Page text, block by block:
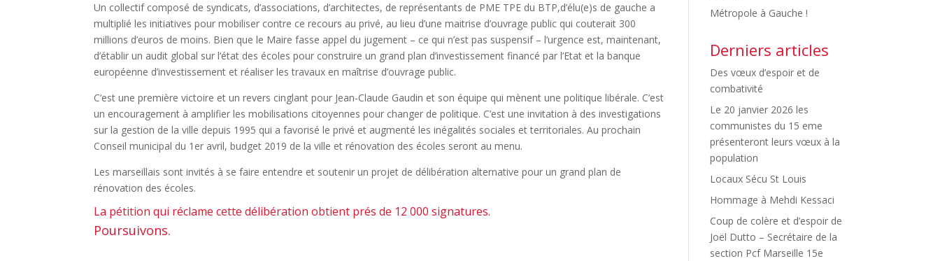
Un collectif composé de syndicats, d’associations, d’architectes, de représentants de PME TPE du BTP,d’élu(e)s de gauche a
multiplié les initiatives pour mobiliser contre ce recours au privé, au lieu d’une maitrise d’ouvrage public qui couterait 300
millions d’euros de moins. Bien que le Maire fasse appel du jugement – ce qui n’est pas suspensif – l’urgence est, maintenant,
d’établir un audit global sur l’état des écoles pour construire un grand plan d’investissement financé par l’Etat et la banque
européenne d’investissement et réaliser les travaux en maîtrise d’ouvrage public.
C’est une première victoire et un revers cinglant pour Jean-Claude Gaudin et son équipe qui mènent une politique libérale. C’est
un encouragement à amplifier les mobilisations citoyennes pour changer de politique. C’est une invitation à des investigations
sur la gestion de la ville depuis 1995 qui a favorisé le privé et augmenté les inégalités sociales et territoriales. Au prochain
Conseil municipal du 1er avril, budget 2019 de la ville et rénovation des écoles seront au menu.
Les marseillais sont invités à se faire entendre et soutenir un projet de délibération alternative pour un grand plan de
rénovation des écoles.
La pétition qui réclame cette délibération obtient prés de 12 000 signatures.
Poursuivons.
Métropole à Gauche !
Derniers articles
Des vœux d’espoir et de
combativité
Le 20 janvier 2026 les
communistes du 15 eme
présenteront leurs vœux à la
population
Locaux Sécu St Louis
Hommage à Mehdi Kessaci
Coup de colère et d’espoir de
Joël Dutto – Secrétaire de la
section Pcf Marseille 15e